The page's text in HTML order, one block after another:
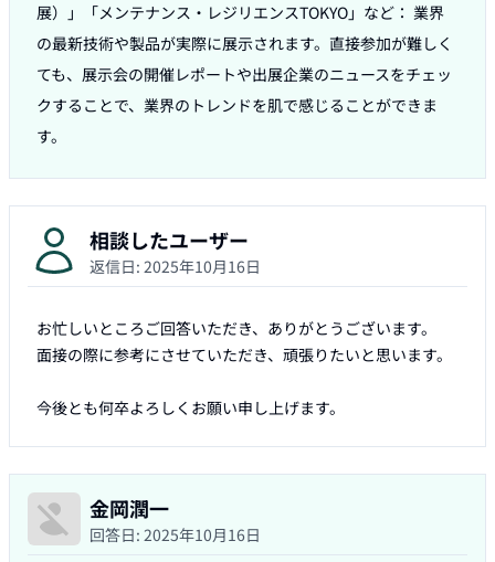
展）」「メンテナンス・レジリエンスTOKYO」など： 業界
の最新技術や製品が実際に展示されます。直接参加が難しく
ても、展示会の開催レポートや出展企業のニュースをチェッ
クすることで、業界のトレンドを肌で感じることができま
す。
相談したユーザー
返信日: 2025年10月16日
お忙しいところご回答いただき、ありがとうございます。
面接の際に参考にさせていただき、頑張りたいと思います。
今後とも何卒よろしくお願い申し上げます。
金岡潤一
回答日: 2025年10月16日